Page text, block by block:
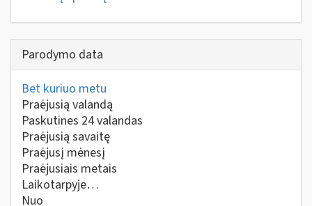
Parodymo data
Bet kuriuo metu
Praėjusią valandą
Paskutines 24 valandas
Praėjusią savaitę
Praėjusį mėnesį
Praėjusiais metais
Laikotarpyje…
Nuo